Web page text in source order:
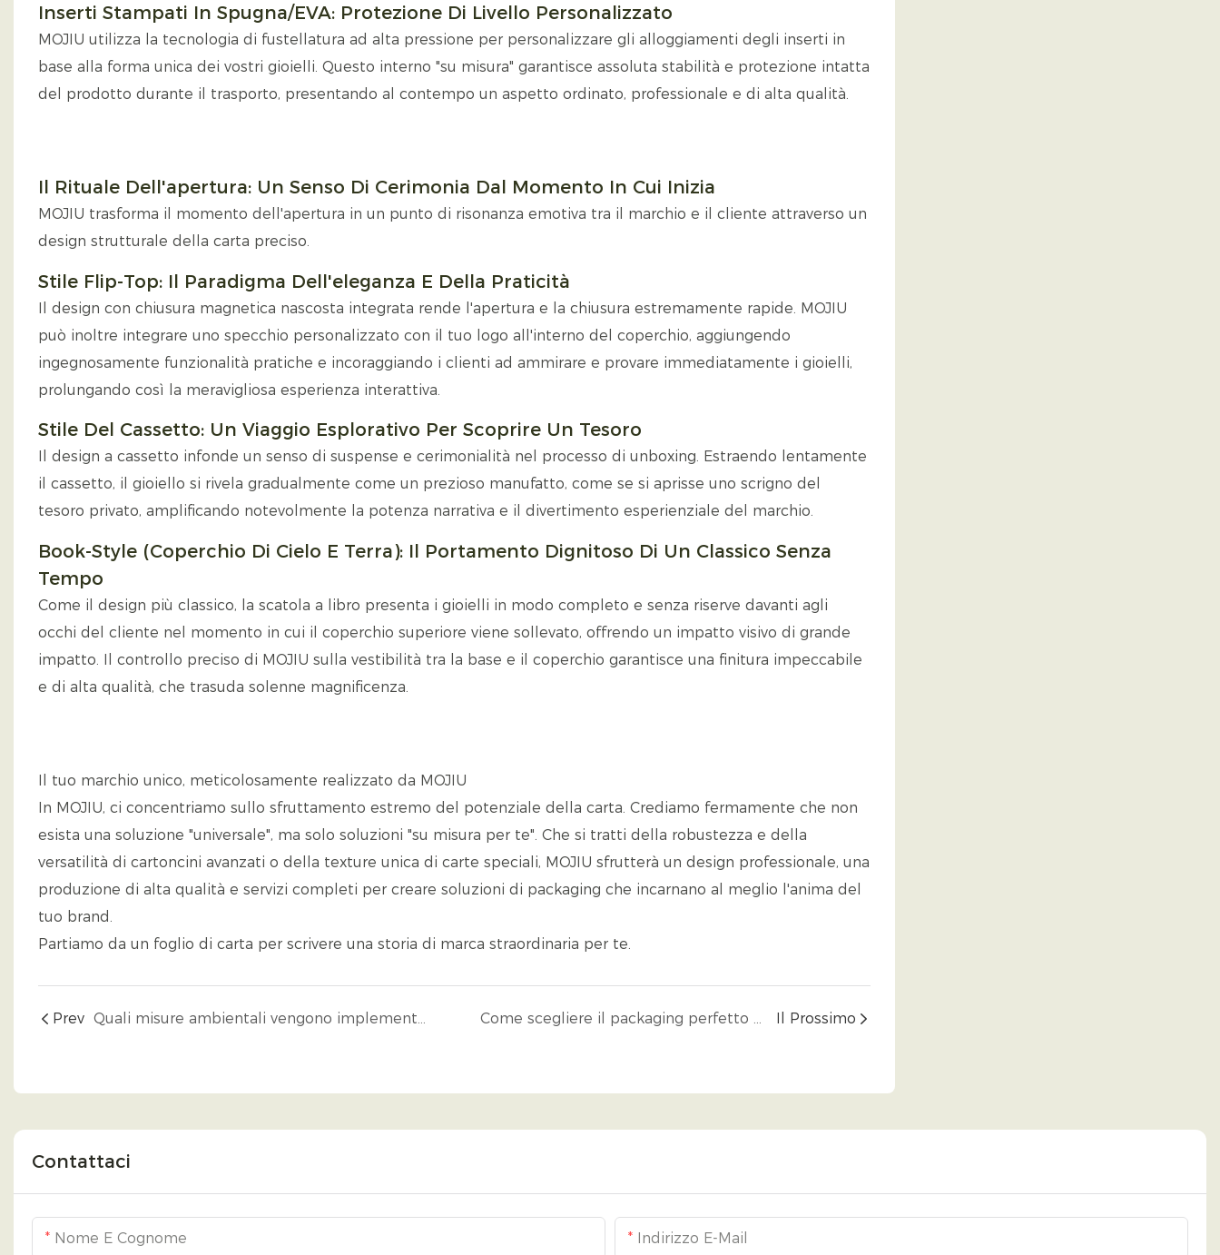
Inserti Stampati In Spugna/EVA: Protezione Di Livello Personalizzato
MOJIU utilizza la tecnologia di fustellatura ad alta pressione per personalizzare gli alloggiamenti degli inserti in
base alla forma unica dei vostri gioielli. Questo interno "su misura" garantisce assoluta stabilità e protezione intatta
del prodotto durante il trasporto, presentando al contempo un aspetto ordinato, professionale e di alta qualità.
Il Rituale Dell'apertura: Un Senso Di Cerimonia Dal Momento In Cui Inizia
MOJIU trasforma il momento dell'apertura in un punto di risonanza emotiva tra il marchio e il cliente attraverso un
design strutturale della carta preciso.
Stile Flip-Top: Il Paradigma Dell'eleganza E Della Praticità
Il design con chiusura magnetica nascosta integrata rende l'apertura e la chiusura estremamente rapide. MOJIU
può inoltre integrare uno specchio personalizzato con il tuo logo all'interno del coperchio, aggiungendo
ingegnosamente funzionalità pratiche e incoraggiando i clienti ad ammirare e provare immediatamente i gioielli,
prolungando così la meravigliosa esperienza interattiva.
Stile Del Cassetto: Un Viaggio Esplorativo Per Scoprire Un Tesoro
Il design a cassetto infonde un senso di suspense e cerimonialità nel processo di unboxing. Estraendo lentamente
il cassetto, il gioiello si rivela gradualmente come un prezioso manufatto, come se si aprisse uno scrigno del
tesoro privato, amplificando notevolmente la potenza narrativa e il divertimento esperienziale del marchio.
Book-Style (coperchio Di Cielo E Terra): Il Portamento Dignitoso Di Un Classico Senza
Tempo
Come il design più classico, la scatola a libro presenta i gioielli in modo completo e senza riserve davanti agli
occhi del cliente nel momento in cui il coperchio superiore viene sollevato, offrendo un impatto visivo di grande
impatto. Il controllo preciso di MOJIU sulla vestibilità tra la base e il coperchio garantisce una finitura impeccabile
e di alta qualità, che trasuda solenne magnificenza.
Il tuo marchio unico, meticolosamente realizzato da MOJIU
In MOJIU, ci concentriamo sullo sfruttamento estremo del potenziale della carta. Crediamo fermamente che non
esista una soluzione "universale", ma solo soluzioni "su misura per te". Che si tratti della robustezza e della
versatilità di cartoncini avanzati o della texture unica di carte speciali, MOJIU sfrutterà un design professionale, una
produzione di alta qualità e servizi completi per creare soluzioni di packaging che incarnano al meglio l'anima del
tuo brand.
Partiamo da un foglio di carta per scrivere una storia di marca straordinaria per te.
Prev Il Prossimo
Contattaci
Nome E Cognome Indirizzo E-Mail